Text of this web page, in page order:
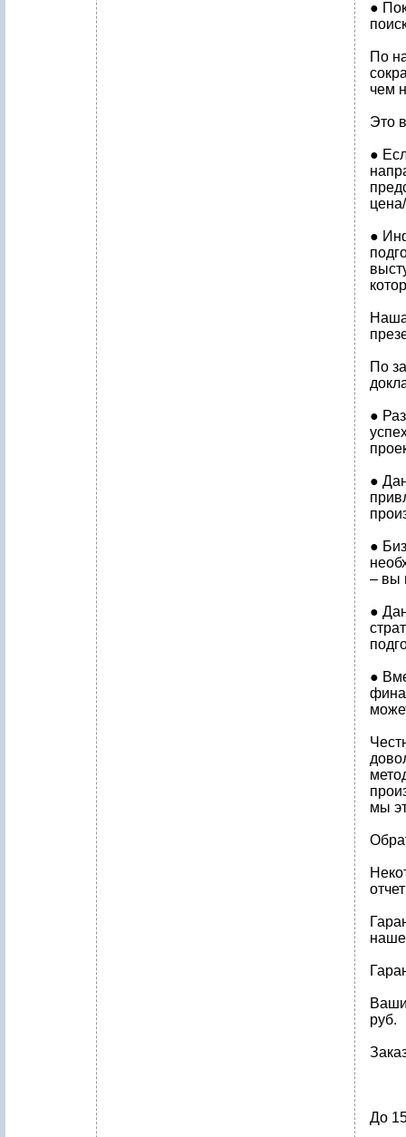
●
По
чем
Это
●
●
По
●
●
●
– вы
●
●
мы
Ваши
руб.
До